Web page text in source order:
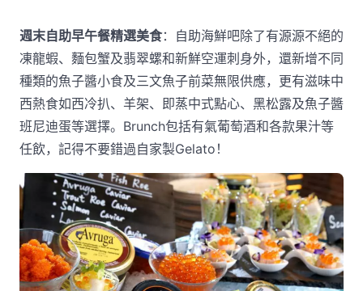
週末自助早午餐精選美食：自助海鮮吧除了有源源不絕的
凍龍蝦、麵包蟹及翡翠螺和新鮮空運刺身外，還新增不同
種類的魚子醬小食及三文魚子前菜無限供應，更有滋味中
西熱食如西冷扒、羊架、即蒸中式點心、黑松露及魚子醬
班尼迪蛋等選擇。Brunch包括有氣葡萄酒和各款果汁等
任飲，記得不要錯過自家製Gelato！